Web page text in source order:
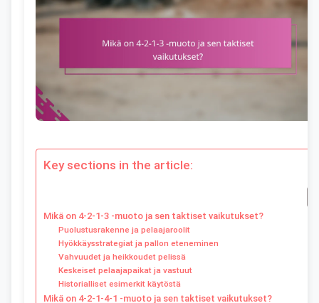
Key sections in the article:
Mikä on 4-2-1-3 -muoto ja sen taktiset vaikutukset?
Puolustusrakenne ja pelaajaroolit
Hyökkäysstrategiat ja pallon eteneminen
Vahvuudet ja heikkoudet pelissä
Keskeiset pelaajapaikat ja vastuut
Historialliset esimerkit käytöstä
Mikä on 4-2-1-4-1 -muoto ja sen taktiset vaikutukset?